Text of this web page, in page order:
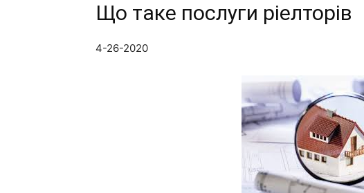
Що таке послуги ріелторів
4-26-2020